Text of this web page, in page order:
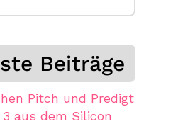
Beiträge
Pitch und Predigt
3 aus dem Silicon